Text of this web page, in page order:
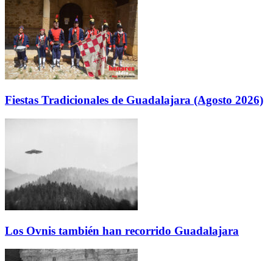
Fiestas Tradicionales de Guadalajara (Agosto 2026)
Los Ovnis también han recorrido Guadalajara